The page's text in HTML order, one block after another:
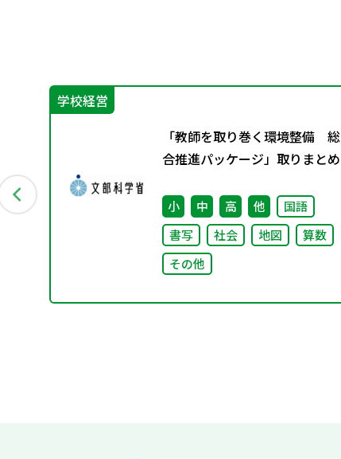
学校経営
「教師を取り巻く環境整備 総
合推進パッケージ」取りまとめ
小 中 高 他
国語
書写
社会 地図
算数
その他